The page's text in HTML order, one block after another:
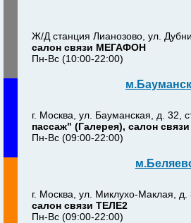
Ж/Д станция Лианозово, ул.
салон связи МЕГАФОН
Пн-Вс (10:00-22:00)
г. Москва, ул. Бауманская, д. 32,
пассаж" (Галерея), салон
Пн-Вс (09:00-22:00)
г. Москва, ул. Миклухо-Маклая, д.
салон связи ТЕЛЕ2
Пн-Вс (09:00-22:00)